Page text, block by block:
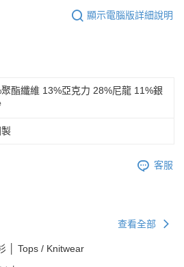
顯示電腦版詳細說明
酯纖維 13%亞克力 28%尼龍 11%銀
客服
查看全部
│ Tops / Knitwear